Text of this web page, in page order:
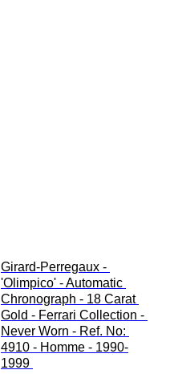
Girard-Perregaux -
'Olimpico' - Automatic
Chronograph - 18 Carat
Gold - Ferrari Collection -
Never Worn - Ref. No:
4910 - Homme - 1990-
1999